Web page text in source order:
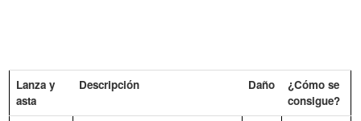
Lanza y
asta
Descripción Daño
¿Cómo se
consigue?